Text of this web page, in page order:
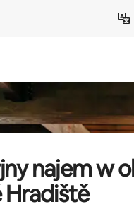
najem w
Hradiště